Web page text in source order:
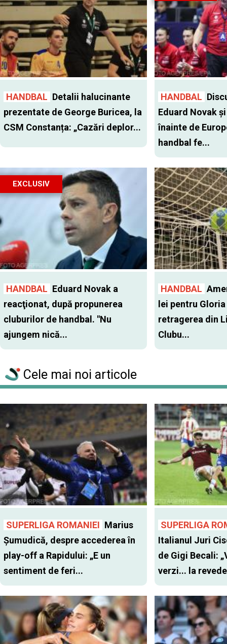
HANDBAL Detalii halucinante
prezentate de George Buricea, la
CSM Constanța: „Cazări deplor...
HANDBAL
Eduard Novak
înainte de
handbal fe...
EXCLUSIV
HANDBAL Eduard Novak a
reacţionat, după propunerea
cluburilor de handbal. "Nu
ajungem nică...
HANDBAL
lei pentru
retragerea din
Clubu...
Cele mai noi articole
SUPERLIGA ROMANIEI Marius
Șumudică, despre accederea în
play-off a Rapidului: „E un
sentiment de feri...
SUPERLIGA
Italianul Juri
de Gigi Becali:
verzi... la